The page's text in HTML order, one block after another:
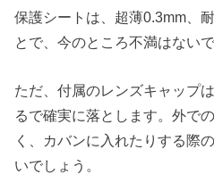
保護シートは、超薄0.3mm、
とで、今のところ不満はないで
ただ、付属のレンズキャップ
るで確実に落とします。外で
く、カバンに入れたりする際
いでしょう。